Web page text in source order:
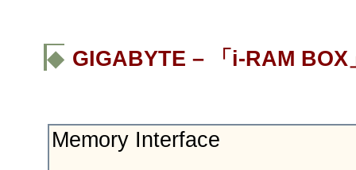
◆ GIGABYTE – 「i-RAM BOX
Memory Interface